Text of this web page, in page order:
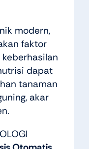
modern,
faktor
dapat
tanaman
akar